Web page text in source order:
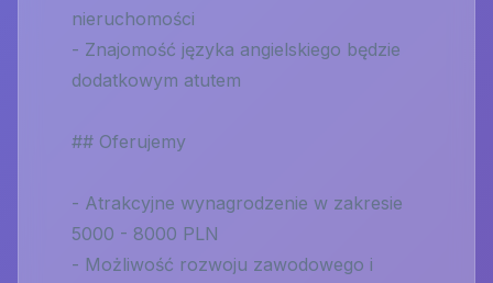
nieruchomości
- Znajomość języka angielskiego będzie
dodatkowym atutem
## Oferujemy
- Atrakcyjne wynagrodzenie w zakresie
5000 - 8000 PLN
- Możliwość rozwoju zawodowego i